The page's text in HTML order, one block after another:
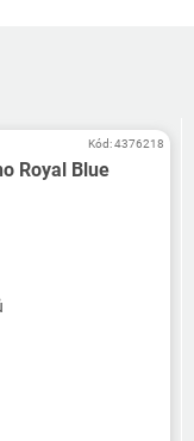
Royal Blue
Kód:4376218